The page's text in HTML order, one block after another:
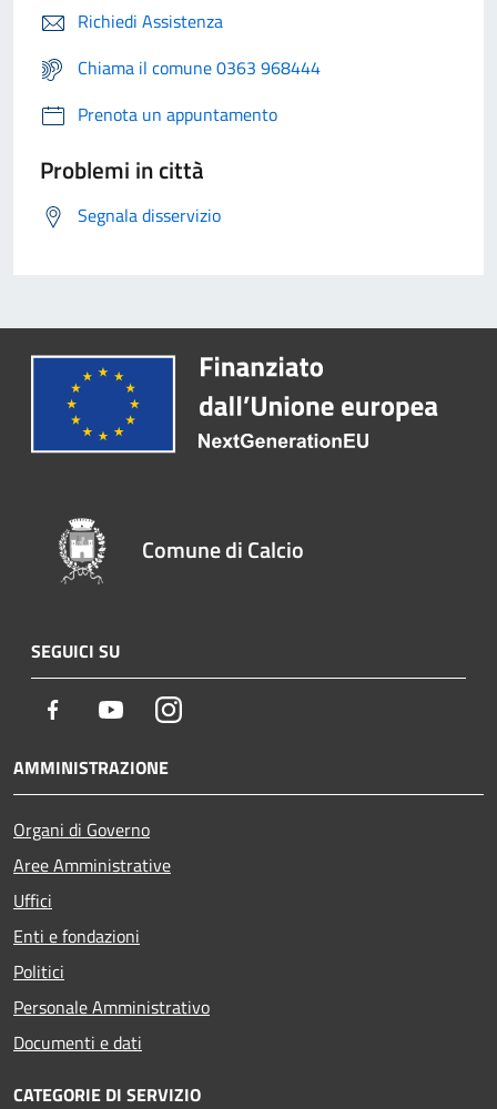
Richiedi Assistenza
Chiama il comune 0363 968444
Prenota un appuntamento
Problemi in città
Segnala disservizio
Comune di Calcio
SEGUICI SU
Facebook YoutubeInstagram
AMMINISTRAZIONE
Organi di Governo
Aree Amministrative
Uffici
Enti e fondazioni
Politici
Personale Amministrativo
Documenti e dati
CATEGORIE DI SERVIZIO